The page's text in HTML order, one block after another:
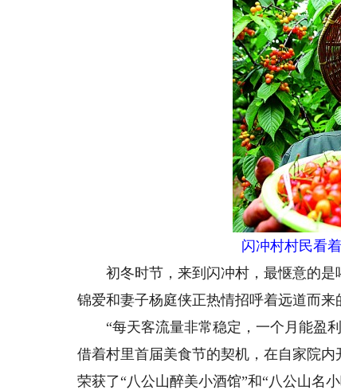
闪冲村村民看
初冬时节，来到闪冲村，最惬意的是
锦爱和妻子杨庭侠正热情招呼着远道而来
“每天客流量非常稳定，一个月能盈利
借着村里首届美食节的契机，在自家院
荣获了“八公山醉美小酒馆”和“八公山名